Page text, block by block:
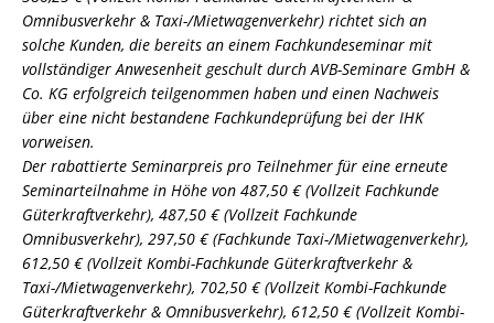
Omnibusverkehr & Taxi-/Mietwagenverkehr) richtet sich an
solche Kunden, die bereits an einem Fachkundeseminar mit
vollständiger Anwesenheit geschult durch AVB-Seminare GmbH &
Co. KG erfolgreich teilgenommen haben und einen Nachweis
über eine nicht bestandene Fachkundeprüfung bei der IHK
vorweisen.
Der rabattierte Seminarpreis pro Teilnehmer für eine erneute
Seminarteilnahme in Höhe von 487,50 € (Vollzeit Fachkunde
Güterkraftverkehr), 487,50 € (Vollzeit Fachkunde
Omnibusverkehr), 297,50 € (Fachkunde Taxi-/Mietwagenverkehr),
612,50 € (Vollzeit Kombi-Fachkunde Güterkraftverkehr &
Taxi-/Mietwagenverkehr), 702,50 € (Vollzeit Kombi-Fachkunde
Güterkraftverkehr & Omnibusverkehr), 612,50 € (Vollzeit Kombi-